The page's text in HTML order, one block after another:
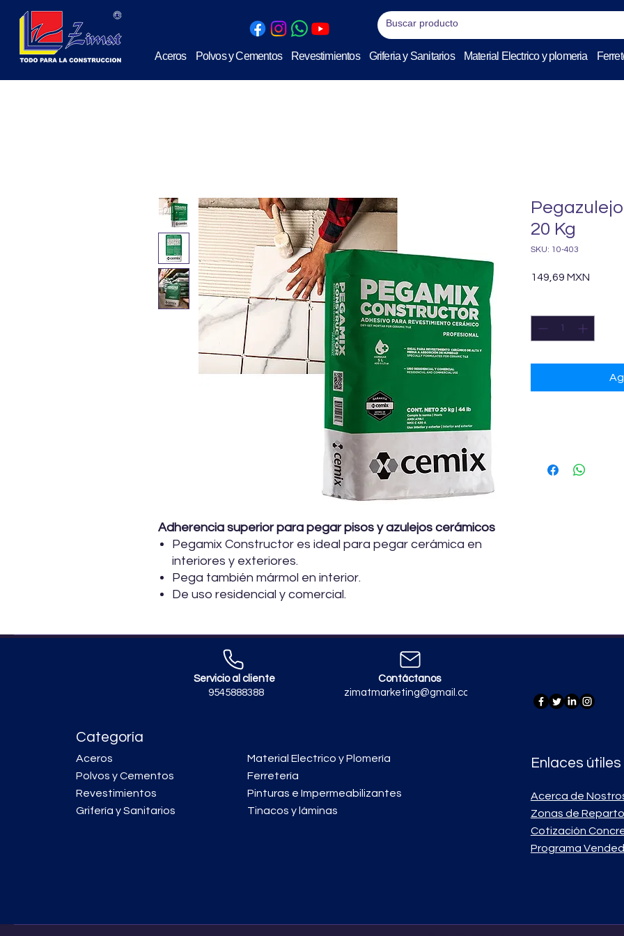
Aceros Polvos y Cementos Revestimientos Griferia y Sanitarios Material Electrico y plomeria
Adherencia superior para pegar pisos y azulejos cerámicos
Pegamix Constructor es ideal para pegar cerámica en
interiores y exteriores.
Pega también mármol en interior.
De uso residencial y comercial.
20 Kg
SKU: 10-403
149,69 MXN
Para pegar
Servicio al cliente
9545888388
Contáctanos
zimatmarketing@gmail.com
Categoría
Aceros
Polvos y Cementos
Revestimientos
Grifería y Sanitarios
Material Electrico y Plomería
Ferretería
Pinturas e Impermeabilizantes
Tinacos y láminas
Enlaces útiles
Acerca de
Zonas de Reparto
Cotización
Programa